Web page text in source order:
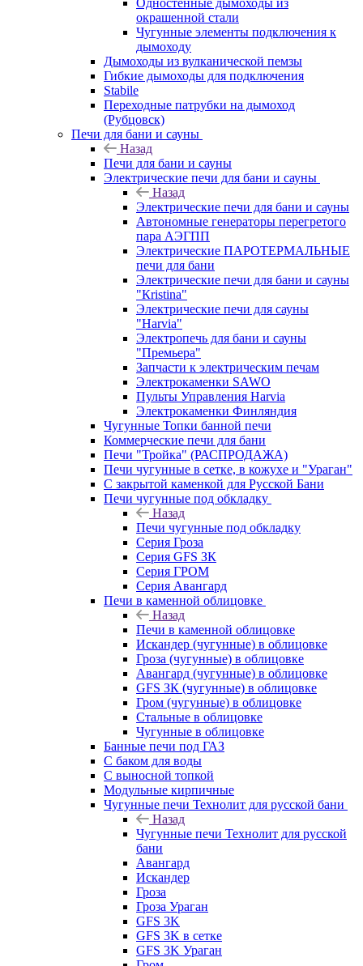
Одностенные дымоходы из
окрашенной стали
Чугунные элементы подключения к
дымоходу
Дымоходы из вулканической пемзы
Гибкие дымоходы для подключения
Stabile
Переходные патрубки на дымоход
(Рубцовск)
Печи для бани и сауны
Назад
Печи для бани и сауны
Электрические печи для бани и сауны
Назад
Электрические печи для бани и сауны
Автономные генераторы перегретого
пара АЭГПП
Электрические ПАРОТЕРМАЛЬНЫЕ
печи для бани
Электрические печи для бани и сауны
"Кristina"
Электрические печи для сауны
"Harvia"
Электропечь для бани и сауны
"Премьера"
Запчасти к электрическим печам
Электрокаменки SAWO
Пульты Управления Harvia
Электрокаменки Финляндия
Чугунные Топки банной печи
Коммерческие печи для бани
Печи "Тройка" (РАСПРОДАЖА)
Печи чугунные в сетке, в кожухе и "Ураган"
С закрытой каменкой для Русской Бани
Печи чугунные под обкладку
Назад
Печи чугунные под обкладку
Серия Гроза
Серия GFS ЗК
Серия ГРОМ
Серия Авангард
Печи в каменной облицовке
Назад
Печи в каменной облицовке
Искандер (чугунные) в облицовке
Гроза (чугунные) в облицовке
Авангард (чугунные) в облицовке
GFS ЗК (чугунные) в облицовке
Гром (чугунные) в облицовке
Стальные в облицовке
Чугунные в облицовке
Банные печи под ГАЗ
С баком для воды
С выносной топкой
Модульные кирпичные
Чугунные печи Технолит для русской бани
Назад
Чугунные печи Технолит для русской
бани
Авангард
Искандер
Гроза
Гроза Ураган
GFS 3K
GFS 3K в сетке
GFS 3K Ураган